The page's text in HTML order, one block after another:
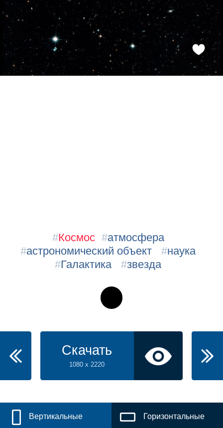
#Космос #атмосфера
#астрономический объект #наука
#Галактика #звезда
Скачать
1080 x 2220
Вертикальные Горизонтальные